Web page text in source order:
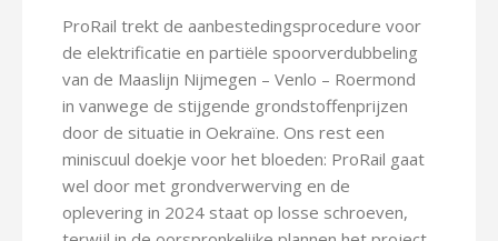
ProRail trekt de aanbestedingsprocedure voor
de elektrificatie en partiële spoorverdubbeling
van de Maaslijn Nijmegen – Venlo – Roermond
in vanwege de stijgende grondstoffenprijzen
door de situatie in Oekraïne. Ons rest een
miniscuul doekje voor het bloeden: ProRail gaat
wel door met grondverwerving en de
oplevering in 2024 staat op losse schroeven,